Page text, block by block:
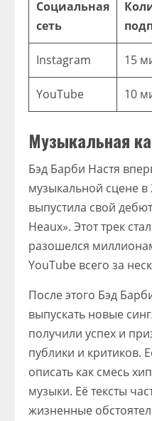
Социальная
сеть
Instagram 15
YouTube 10
Музыкальная
Бэд Барби Настя
музыкальной сцене в
выпустила свой
Heaux». Этот трек
разошелся
YouTube всего за
После этого Бэд
выпускать новые
получили успех и
публики и критиков.
описать как смесь
музыки. Её тексты
жизненные